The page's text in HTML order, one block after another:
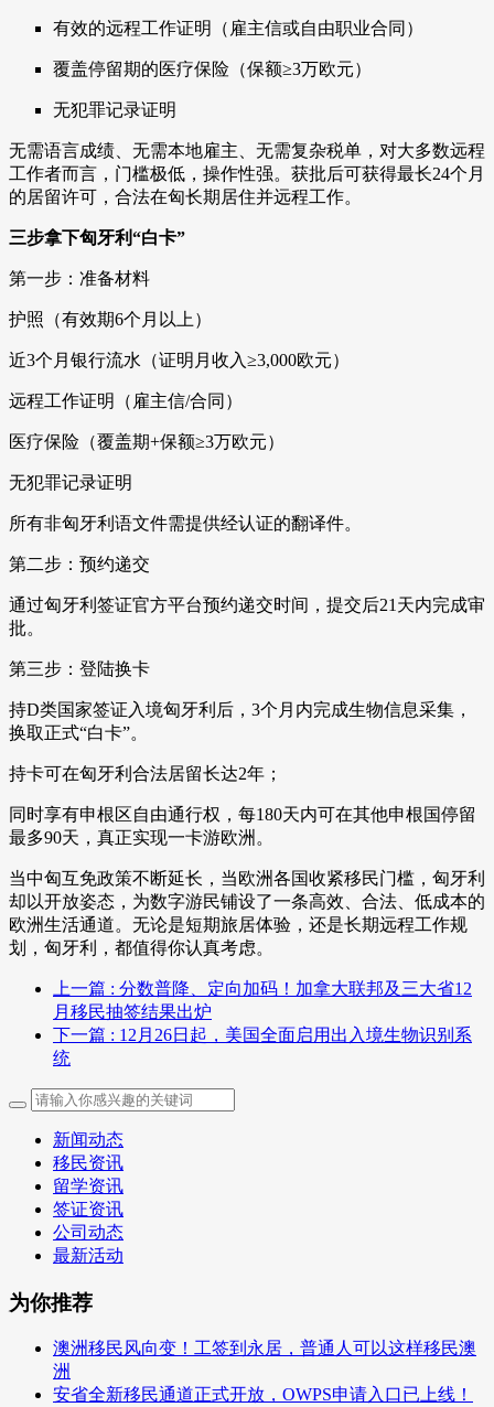
有效的远程工作证明（雇主信或自由职业合同）
覆盖停留期的医疗保险（保额≥3万欧元）
无犯罪记录证明
无需语言成绩、无需本地雇主、无需复杂税单，对大多数远程
工作者而言，门槛极低，操作性强。获批后可获得最长24个月
的居留许可，合法在匈长期居住并远程工作。
三步拿下匈牙利“白卡”
第一步：准备材料
护照（有效期6个月以上）
近3个月银行流水（证明月收入≥3,000欧元）
远程工作证明（雇主信/合同）
医疗保险（覆盖期+保额≥3万欧元）
无犯罪记录证明
所有非匈牙利语文件需提供经认证的翻译件。
第二步：预约递交
通过匈牙利签证官方平台预约递交时间，提交后21天内完成审
批。
第三步：登陆换卡
持D类国家签证入境匈牙利后，3个月内完成生物信息采集，
换取正式“白卡”。
持卡可在匈牙利合法居留长达2年；
同时享有申根区自由通行权，每180天内可在其他申根国停留
最多90天，真正实现一卡游欧洲。
当中匈互免政策不断延长，当欧洲各国收紧移民门槛，匈牙利
却以开放姿态，为数字游民铺设了一条高效、合法、低成本的
欧洲生活通道。无论是短期旅居体验，还是长期远程工作规
划，匈牙利，都值得你认真考虑。
上一篇 : 分数普降、定向加码！加拿大联邦及三大省12
月移民抽签结果出炉
下一篇 : 12月26日起，美国全面启用出入境生物识别系
统
新闻动态
移民资讯
留学资讯
签证资讯
公司动态
最新活动
为你推荐
澳洲移民风向变！工签到永居，普通人可以这样移民澳
洲
安省全新移民通道正式开放，OWPS申请入口已上线！